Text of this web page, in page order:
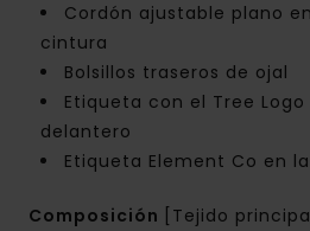
Cordón ajustable plano
cintura
Bolsillos traseros de ojal
Etiqueta con el Tree
delantero
Etiqueta Element Co en
Composición [Tejido